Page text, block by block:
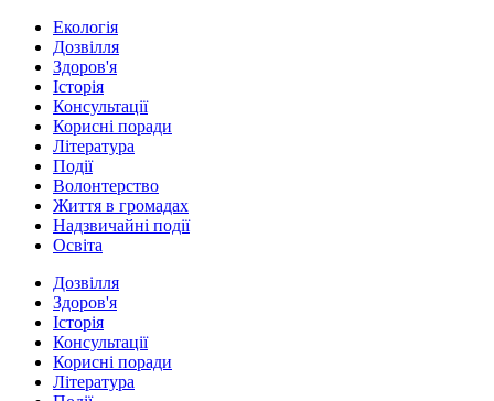
Екологія
Дозвілля
Здоров'я
Історія
Консультації
Корисні поради
Література
Події
Волонтерство
Життя в громадах
Надзвичайні події
Освіта
Дозвілля
Здоров'я
Історія
Консультації
Корисні поради
Література